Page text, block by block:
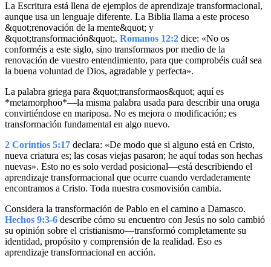
La Escritura está llena de ejemplos de aprendizaje transformacional,
aunque usa un lenguaje diferente. La Biblia llama a este proceso
&quot;renovación de la mente&quot; y
&quot;transformación&quot;. Romanos 12:2 dice: «No os
conforméis a este siglo, sino transformaos por medio de la
renovación de vuestro entendimiento, para que comprobéis cuál sea
la buena voluntad de Dios, agradable y perfecta».
La palabra griega para &quot;transformaos&quot; aquí es
*metamorphoo*—la misma palabra usada para describir una oruga
convirtiéndose en mariposa. No es mejora o modificación; es
transformación fundamental en algo nuevo.
2 Corintios 5:17 declara: «De modo que si alguno está en Cristo,
nueva criatura es; las cosas viejas pasaron; he aquí todas son hechas
nuevas». Esto no es solo verdad posicional—está describiendo el
aprendizaje transformacional que ocurre cuando verdaderamente
encontramos a Cristo. Toda nuestra cosmovisión cambia.
Considera la transformación de Pablo en el camino a Damasco.
Hechos 9:3-6 describe cómo su encuentro con Jesús no solo cambió
su opinión sobre el cristianismo—transformó completamente su
identidad, propósito y comprensión de la realidad. Eso es
aprendizaje transformacional en acción.